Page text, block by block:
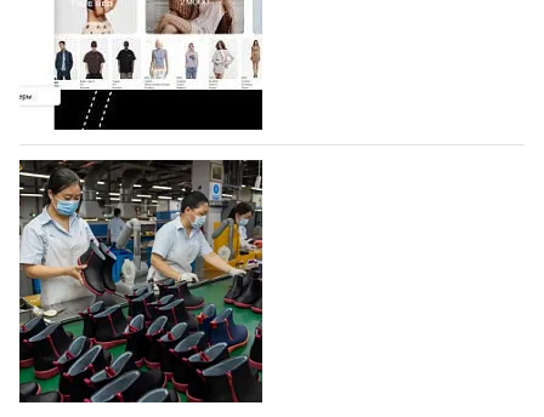
На платформе Lamoda - новый раздел и
условия продвижения локальных
дизайнерских марок
Российский маркетплейс Lamoda решил обновить
раздел для продажи продукции локальных
дизайнерских марок одежды, обуви и аксессуаров.
Бренды также получат маркетинговую…